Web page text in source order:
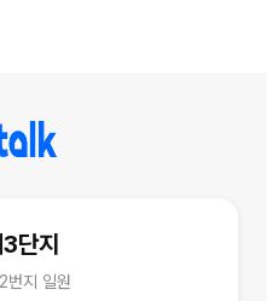
단지
번지 일원